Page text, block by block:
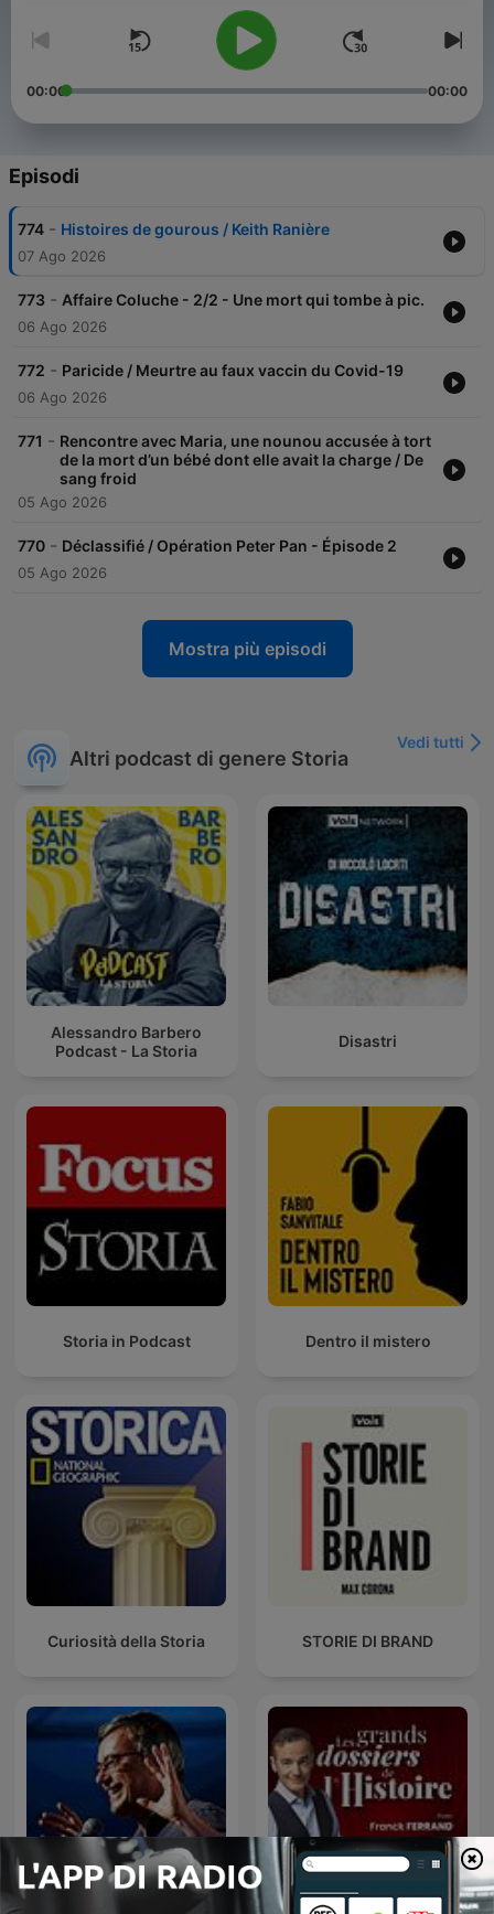
00:00 00:00
Episodi
774 - Histoires de gourous / Keith Ranière
07 Ago 2026
773 - Affaire Coluche - 2/2 - Une mort qui tombe à pic.
06 Ago 2026
772 - Paricide / Meurtre au faux vaccin du Covid-19
06 Ago 2026
771 - Rencontre avec Maria, une nounou accusée à tort
de la mort d’un bébé dont elle avait la charge / De
sang froid
05 Ago 2026
770 - Déclassifié / Opération Peter Pan - Épisode 2
05 Ago 2026
Mostra più episodi
Altri podcast di genere Storia
Vedi tutti
Alessandro Barbero
Podcast - La Storia
Disastri
Storia in Podcast Dentro il mistero
Curiosità della Storia STORIE DI BRAND